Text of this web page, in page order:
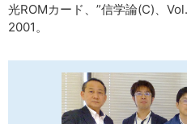
光ROMカード、”信学論(C)、
2001。